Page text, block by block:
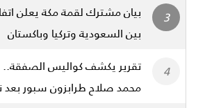
بيان مشترك لقمة مكة يعلن
بين السعودية وتركيا وباكستان
تقرير يكشف كواليس الصفقة..
محمد صلاح طرابزون سبور بعد